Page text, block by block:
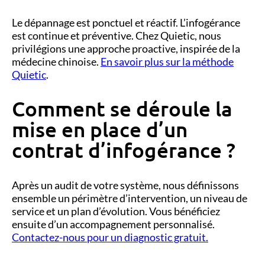
Le dépannage est ponctuel et réactif. L’infogérance
est continue et préventive. Chez Quietic, nous
privilégions une approche proactive, inspirée de la
médecine chinoise. En savoir plus sur la méthode
Quietic.
Comment se déroule la
mise en place d’un
contrat d’infogérance ?
Après un audit de votre système, nous définissons
ensemble un périmètre d’intervention, un niveau de
service et un plan d’évolution. Vous bénéficiez
ensuite d’un accompagnement personnalisé.
Contactez-nous pour un diagnostic gratuit.